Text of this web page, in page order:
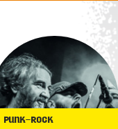
punk-rock